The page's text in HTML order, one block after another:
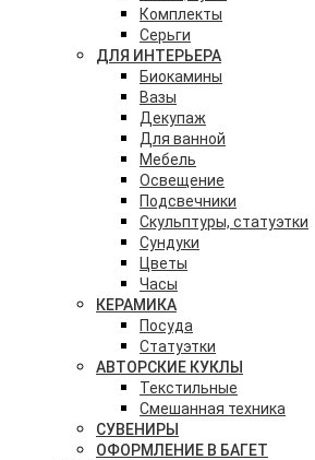
Комплекты
Серьги
ДЛЯ ИНТЕРЬЕРА
Биокамины
Вазы
Декупаж
Для ванной
Мебель
Освещение
Подсвечники
Скульптуры, статуэтки
Сундуки
Цветы
Часы
КЕРАМИКА
Посуда
Статуэтки
АВТОРСКИЕ КУКЛЫ
Текстильные
Смешанная техника
СУВЕНИРЫ
ОФОРМЛЕНИЕ В БАГЕТ